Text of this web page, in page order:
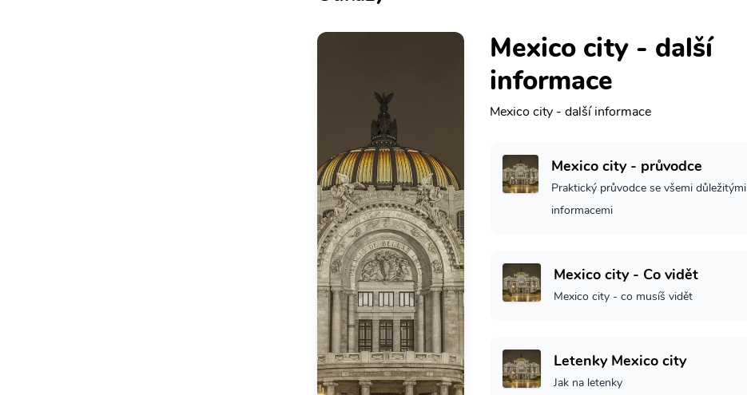
Mexico city - další
informace
Mexico city - další informace
Mexico city - průvodce
Praktický průvodce se všemi důležitými
informacemi
Mexico city - Co vidět
Mexico city - co musíš vidět
Letenky Mexico city
Jak na letenky